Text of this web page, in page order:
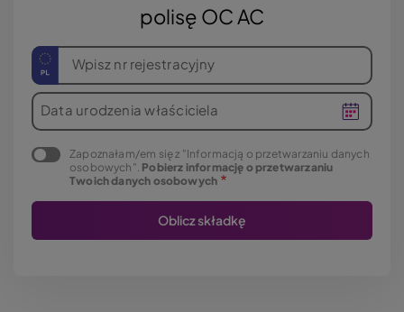
polisę OC AC
Wpisz nr rejestracyjny
Data urodzenia właściciela
Zapoznałam/em się z "Informacją o przetwarzaniu danych
osobowych". Pobierz informację o przetwarzaniu
Twoich danych osobowych